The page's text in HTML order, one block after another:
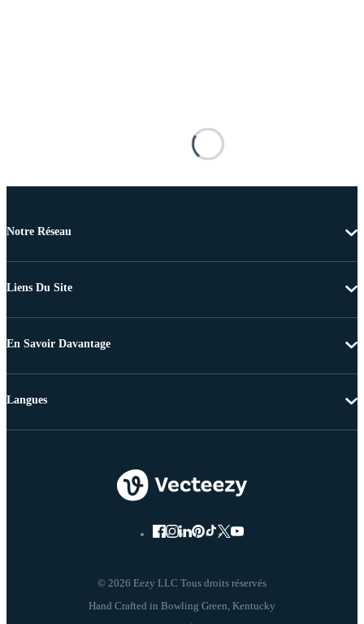
Notre Réseau
Liens Du Site
En Savoir Davantage
© 2026 Eezy LLC Tous droits réservés
Langues